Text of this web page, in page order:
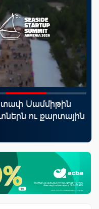
Սամմիթին
ու քարտային